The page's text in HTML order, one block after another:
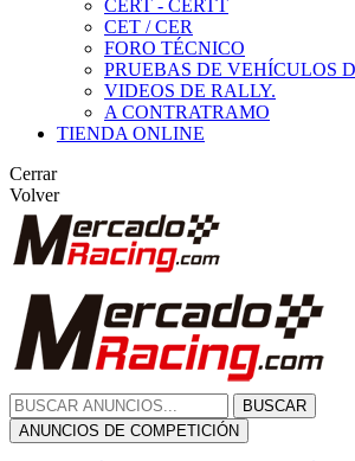
CERT - CERTT
CET / CER
FORO TÉCNICO
PRUEBAS DE VEHÍCULOS
VIDEOS DE RALLY.
A CONTRATRAMO
TIENDA ONLINE
Cerrar
Volver
BUSCAR
ANUNCIOS DE COMPETICIÓN